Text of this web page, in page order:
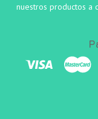
nuestros productos a